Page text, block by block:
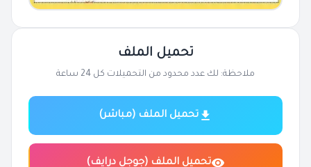
تحميل الملف
ملاحظة: لك عدد محدود من التحميلات كل 24 ساعة
تحميل الملف (مباشر)
تحميل الملف (جوجل درايف)